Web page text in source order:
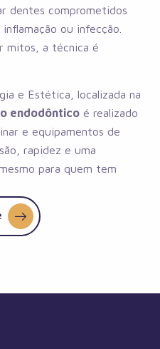
dentes comprometidos
ou infecção.
mitos, a técnica é
e Estética, localizada na
endodôntico é realizado
e equipamentos de
rapidez e uma
para quem tem